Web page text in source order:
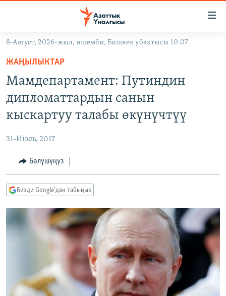
Навигацияга
өтүңүз
Издөөгө
салыңыз
МАДАНИЯТ
ДҮЙНӨ
ТВ ПРОГРАММАЛАР
БҮГҮН АЗАТТЫКТА
ЭЖЕ-СИҢДИЛЕР
ЫҢГАЙСЫЗ СУРООЛОР
ПОДКАСТ
Русский
ОНЛАЙН ШЕРИНЕ
8-Август, 2026-жыл, ишемби, Бишкек убактысы 10:07
ЖАҢЫЛЫКТАР
Мамдепартамент: Путиндин
дипломаттардын санын
кыскартуу талабы өкүнүчтүү
31-Июль, 2017
Бөлүшүңүз
Бизди Google'дан табыңыз